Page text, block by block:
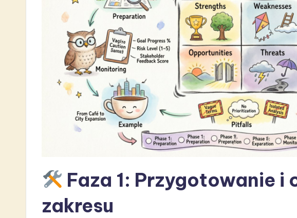
w
Faza 1: Przygotowanie i
zakresu